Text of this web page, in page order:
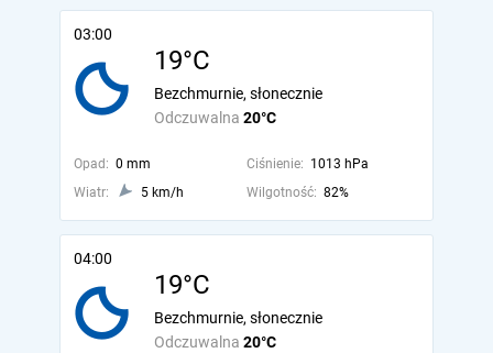
03:00
19°C
Odczuwalna 20°C
Bezchmurnie, słonecznie
Opad: 0 mm Ciśnienie: 1013 hPa
Wiatr:
5 km/h Wilgotność: 82%
04:00
19°C
Odczuwalna 20°C
Bezchmurnie, słonecznie